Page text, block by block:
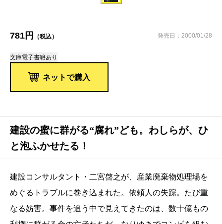
781円 （税込） 発売日：2000/01/28
文庫電子書籍あり
ネットで購入
建設の蜜に群がる“腐れ”ども。わしらが、ひ
と泡ふかせたる！
建設コンサルタント・二宮啓之が、産業廃棄物処理場を
めぐるトラブルに巻き込まれた。依頼人の失踪。たび重
なる妨害。事件を追う中で見えてきたのは、数十億もの